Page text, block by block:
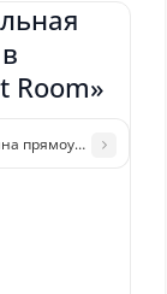
Room»
прямоугольная